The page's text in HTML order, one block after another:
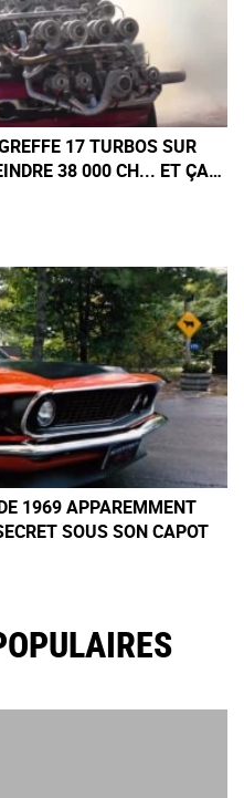
17 TURBOS SUR
38 000 CH... ET ÇA
1969 APPAREMMENT
SOUS SON CAPOT